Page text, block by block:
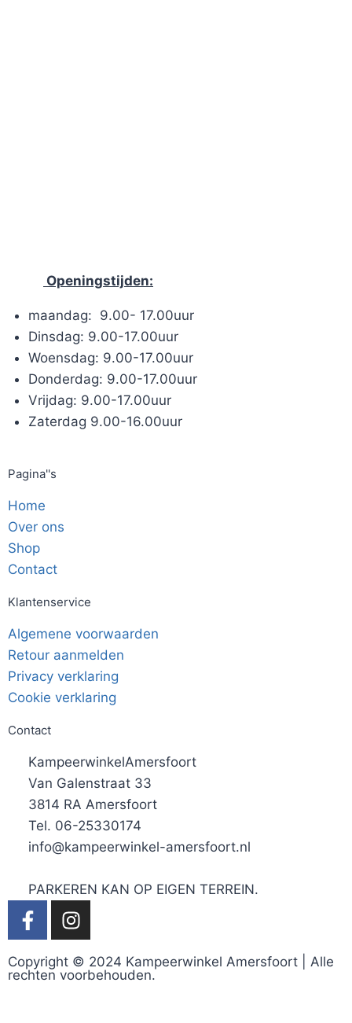
Openingstijden:
maandag: 9.00- 17.00uur
Dinsdag: 9.00-17.00uur
Woensdag: 9.00-17.00uur
Donderdag: 9.00-17.00uur
Vrijdag: 9.00-17.00uur
Zaterdag 9.00-16.00uur
Pagina''s
Home
Over ons
Shop
Contact
Klantenservice
Algemene voorwaarden
Retour aanmelden
Privacy verklaring
Cookie verklaring
Contact
KampeerwinkelAmersfoort
Van Galenstraat 33
3814 RA Amersfoort
Tel. 06-25330174
info@kampeerwinkel-amersfoort.nl
PARKEREN KAN OP EIGEN TERREIN.
Copyright © 2024 Kampeerwinkel Amersfoort | Alle
rechten voorbehouden.